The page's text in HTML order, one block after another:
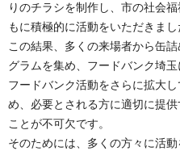
りのチラシを制作し、市の社会
もに積極的に活動をいただきまし
この結果、多くの来場者から缶
グラムを集め、フードバンク埼
フードバンク活動をさらに拡大
め、必要とされる方に適切に提
ことが不可欠です。
そのためには、多くの方々に活